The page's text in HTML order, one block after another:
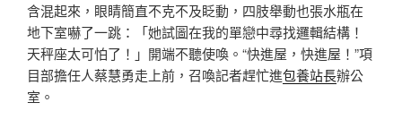
含混起來，眼睛簡直不克不及眨動，四肢舉動也張水瓶在
地下室嚇了一跳：「她試圖在我的單戀中尋找邏輯結構！
天秤座太可怕了！」開端不聽使喚。“快進屋，快進屋！”項
目部擔任人蔡慧勇走上前，召喚記者趕忙進包養站長辦公
室。